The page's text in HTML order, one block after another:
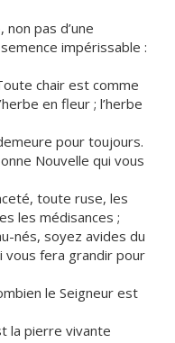
pas d’une
impérissable :
chair est comme
en fleur ; l’herbe
pour toujours.
Nouvelle qui vous
toute ruse, les
les médisances ;
nés, soyez avides du
vous fera grandir pour
le Seigneur est
la pierre vivante